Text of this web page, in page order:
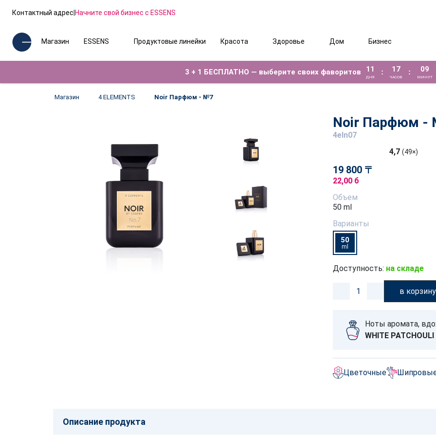
Контактный адрес|Начните свой бизнес с ESSENS
Магазин ESSENS Продуктовые линейки Красота Здоровье Дом Бизнес
3 + 1 БЕСПЛАТНО — выберите своих фаворитов 11
ДНЯ
: 17
ЧАСОВ
: 09
МИНУТ
Магазин 4 ELEMENTS Noir Парфюм - №7
Noir Парфюм -
4eln07
4,7 (49×)
19 800 〒
22,00 б
Объем
50 ml
Варианты
50
ml
Доступность: на складе
в корзину
Ноты аромата,
WHITE PATCHOULI
Цветочные
Описание продукта